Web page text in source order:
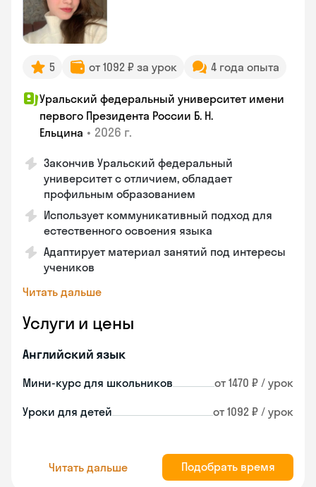
5 от 1092 ₽ за урок 4 года опыта
Уральский федеральный университет имени
первого Президента России Б. Н.
Ельцина • 2026 г.
Закончив Уральский федеральный
университет с отличием, обладает
профильным образованием
Использует коммуникативный подход для
естественного освоения языка
Адаптирует материал занятий под интересы
учеников
Читать дальше
Услуги и цены
Английский язык
Мини-курс для школьников от 1470 ₽ / урок
Уроки для детей от 1092 ₽ / урок
Читать дальше Подобрать время